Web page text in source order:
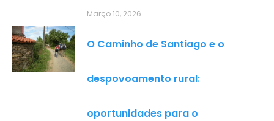
Março 10, 2026
O Caminho de Santiago e o
despovoamento rural:
oportunidades para o